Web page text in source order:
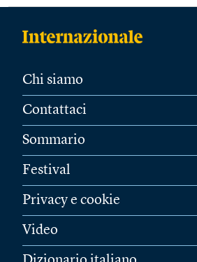
Chi siamo
Contattaci
Sommario
Festival
Privacy e cookie
Video